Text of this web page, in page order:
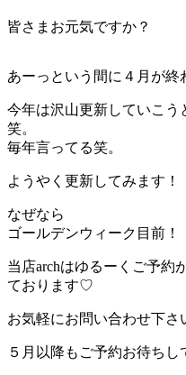
皆さまお元気ですか？
あーっという間に４月が終
今年は沢山更新していこ
笑。
毎年言ってる笑。
ようやく更新してみます！
なぜなら
ゴールデンウィーク目前！
当店archはゆるーくご予約
ております♡
お気軽にお問い合わせ下
５月以降もご予約お待ちし